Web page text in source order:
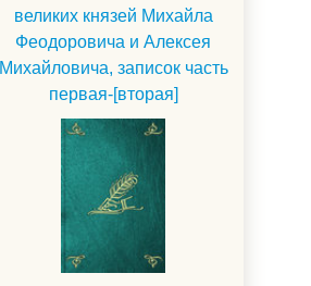
великих князей Михайла
Феодоровича и Алексея
Михайловича, записок часть
первая-[вторая]